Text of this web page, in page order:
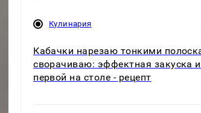
Кулинария
Кабачки нарезаю тонкими
сворачиваю: эффектная закуска
первой на столе - рецепт